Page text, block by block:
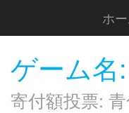
ホ
ゲーム名
寄付額投票: